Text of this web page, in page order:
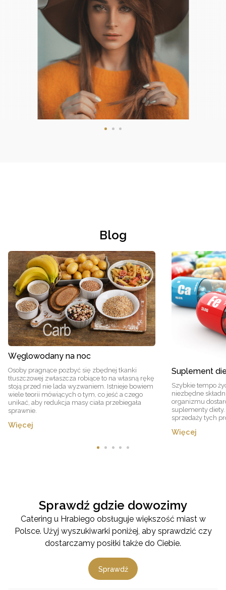
Blog
Węglowodany na noc
Osoby pragnące pozbyć się zbędnej tkanki
tłuszczowej zwłaszcza robiące to na własną rękę
stoją przed nie lada wyzwaniem. Istnieje bowiem
wiele teorii mówiących o tym, co jeść a czego
unikać, aby redukcja masy ciała przebiegała
sprawnie.
Więcej
Suplement
Szybkie tempo
niezbędne
organizmu
suplementy
sprzedaży tych
Więcej
Sprawdź gdzie dowozimy
Catering u Hrabiego obsługuje większość miast w
Polsce. Użyj wyszukiwarki poniżej, aby sprawdzić czy
dostarczamy posiłki także do Ciebie.
Sprawdź